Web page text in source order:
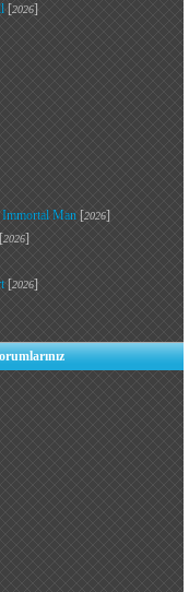
[2026]
Immortal Man [2026]
[2026]
[2026]